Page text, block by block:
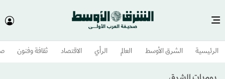
الرئيسية الشرق الأوسط​ العالم الرأي الاقتصاد ثقافة وفنون